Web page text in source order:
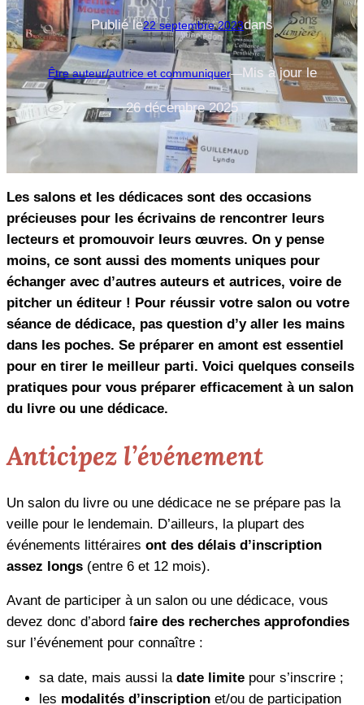
Publié le22 septembre 2023dans
Être auteur/autrice et communiquer—Mis à jour le
26 décembre 2025
Les salons et les dédicaces sont des occasions
précieuses pour les écrivains de rencontrer leurs
lecteurs et promouvoir leurs œuvres. On y pense
moins, ce sont aussi des moments uniques pour
échanger avec d’autres auteurs et autrices, voire de
pitcher un éditeur ! Pour réussir votre salon ou votre
séance de dédicace, pas question d’y aller les mains
dans les poches. Se préparer en amont est essentiel
pour en tirer le meilleur parti. Voici quelques conseils
pratiques pour vous préparer efficacement à un salon
du livre ou une dédicace.
Anticipez l’événement
Un salon du livre ou une dédicace ne se prépare pas la
veille pour le lendemain. D’ailleurs, la plupart des
événements littéraires ont des délais d’inscription
assez longs (entre 6 et 12 mois).
Avant de participer à un salon ou une dédicace, vous
devez donc d’abord faire des recherches approfondies
sur l’événement pour connaître :
sa date, mais aussi la date limite pour s’inscrire ;
les modalités d’inscription et/ou de participation